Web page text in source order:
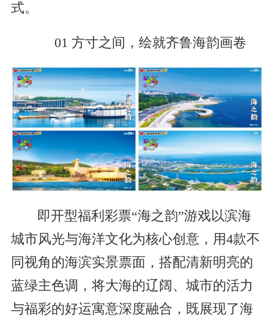
式。
01 方寸之间，绘就齐鲁海韵画卷
即开型福利彩票“海之韵”游戏以滨海
城市风光与海洋文化为核心创意，用4款不
同视角的海滨实景票面，搭配清新明亮的
蓝绿主色调，将大海的辽阔、城市的活力
与福彩的好运寓意深度融合，既展现了海